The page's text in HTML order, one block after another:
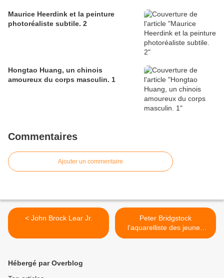
Maurice Heerdink et la peinture
photoréaliste subtile. 2
Hongtao Huang, un chinois
amoureux du corps masculin. 1
Commentaires
Ajouter un commentaire
< John Brock Lear Jr.
Peter Bridgstock
l'aquarelliste des jeunes
hommes nus >
Hébergé par Overblog